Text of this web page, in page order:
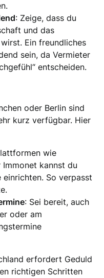
: Zeige, dass du
und das
Ein freundliches
sein, da Vermieter
entscheiden.
oder Berlin sind
kurz verfügbar. Hier
wie
kannst du
einrichten. So verpasst
: Sei bereit, auch
oder am
erfordert Geduld
richtigen Schritten